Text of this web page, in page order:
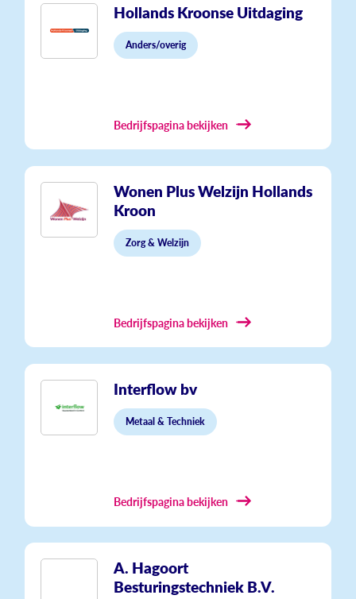
Hollands Kroonse Uitdaging
Anders/overig
Bedrijfspagina bekijken
Wonen Plus Welzijn Hollands
Kroon
Zorg & Welzijn
Bedrijfspagina bekijken
Interflow bv
Metaal & Techniek
Bedrijfspagina bekijken
A. Hagoort
Besturingstechniek B.V.